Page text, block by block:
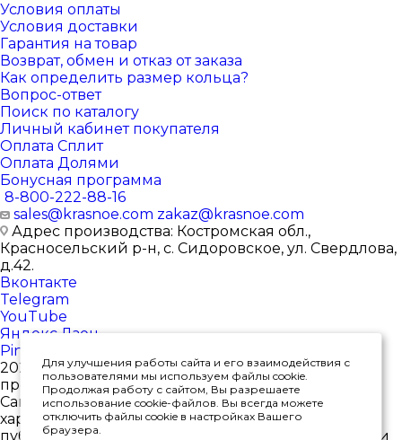
Условия оплаты
Условия доставки
Гарантия на товар
Возврат, обмен и отказ от заказа
Как определить размер кольца?
Вопрос-ответ
Поиск по каталогу
Личный кабинет покупателя
Оплата Сплит
Оплата Долями
Бонусная программа
8-800-222-88-16
sales@krasnoe.com zakaz@krasnoe.com
Адрес производства: Костромская обл.,
Красносельский р-н, с. Сидоровское, ул. Свердлова,
д.42.
Вконтакте
Telegram
YouTube
Яндекс.Дзен
Pinterest
2026 © Интернет-магазин ювелирных изделий от
производителя
Сайт носит исключительно информационный
характер, и ни при каких условиях не является
публичной офертой, определяемой положениями
Для улучшения работы сайта и его взаимодействия с
пользователями мы используем файлы cookie.
Продолжая работу с сайтом, Вы разрешаете
использование cookie-файлов. Вы всегда можете
отключить файлы cookie в настройках Вашего
браузера.